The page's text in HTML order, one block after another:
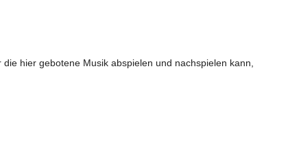
hier gebotene Musik abspielen und nachspielen kann,